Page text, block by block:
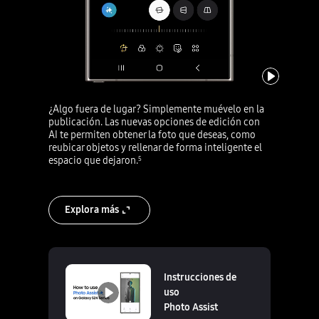
¿Algo fuera de lugar? Simplemente muévelo en la
publicación. Las nuevas opciones de edición con
AI te permiten obtener la foto que deseas, como
reubicar objetos y rellenar de forma inteligente el
espacio que dejaron.5
Explora más
Instrucciones de
uso
Photo Assist